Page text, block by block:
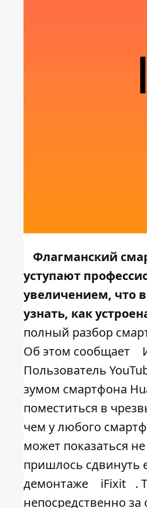
Флагманский
уступают
увеличением, что
узнать, как
полный разбор
Об этом сообщает
Пользователь
зумом смартфона
поместиться в
чем у любого
может показаться
пришлось сдвинуть
демонтаже
iFixit
.
непосредственно